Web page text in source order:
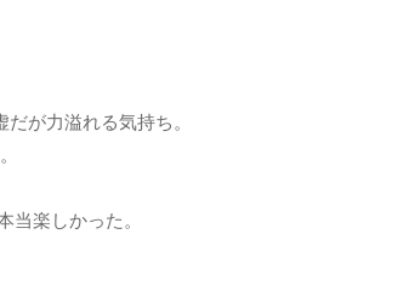
が力溢れる気持ち。
楽しかった。